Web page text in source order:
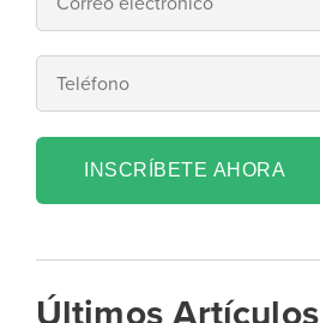
INSCRÍBETE AHORA